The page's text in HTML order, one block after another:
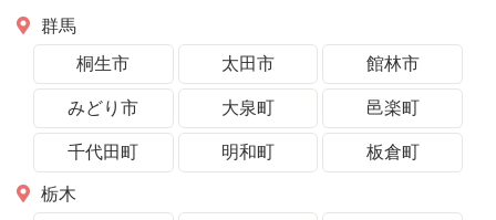
群馬
桐生市
太田市 館林市
みどり市 大泉町 邑楽町
千代田町 明和町 板倉町
栃木